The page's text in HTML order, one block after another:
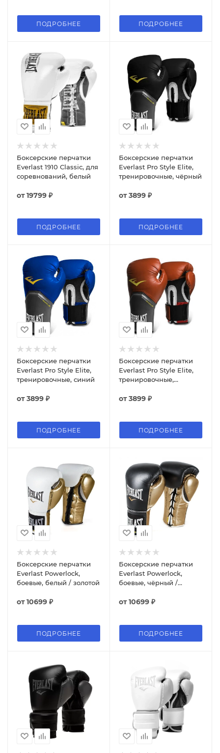
ПОДРОБНЕЕ ПОДРОБНЕЕ
Боксерские перчатки
Everlast 1910 Classic, для
соревнований, белый
от19799 ₽
ПОДРОБНЕЕ
Боксерские перчатки
Everlast Pro Style Elite,
тренировочные, чёрный
от3899 ₽
ПОДРОБНЕЕ
Боксерские перчатки
Everlast Pro Style Elite,
тренировочные, синий
от3899 ₽
ПОДРОБНЕЕ
Боксерские перчатки
Everlast Pro Style Elite,
тренировочные,
от3899 ₽
ПОДРОБНЕЕ
Боксерские перчатки
Everlast Powerlock,
боевые, белый / золотой
от10699 ₽
ПОДРОБНЕЕ
Боксерские перчатки
Everlast Powerlock,
боевые, чёрный /
от10699 ₽
ПОДРОБНЕЕ